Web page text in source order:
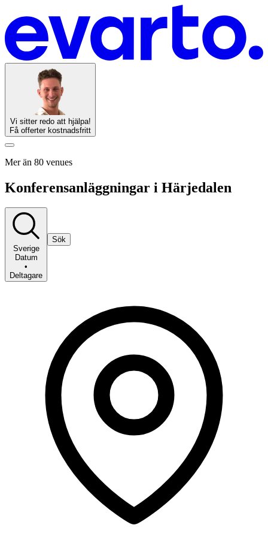
Vi sitter redo att hjälpa!
Få offerter kostnadsfritt
Mer än 80 venues
Konferensanläggningar i Härjedalen
Sverige
Datum
•
Deltagare
Sök